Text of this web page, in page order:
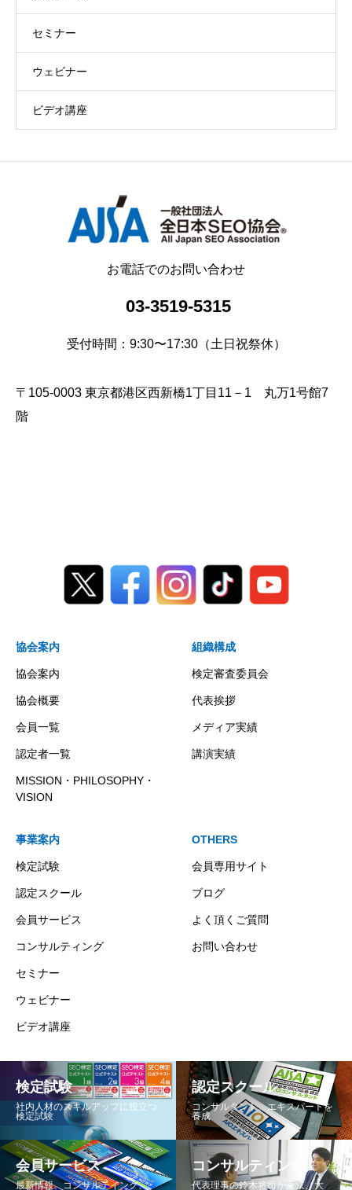
セミナー
ウェビナー
ビデオ講座
お電話でのお問い合わせ
03-3519-5315
受付時間：9:30〜17:30（土日祝祭休）
〒105-0003 東京都港区西新橋1丁目11－1 丸万1号館7
階
協会案内
協会案内
協会概要
会員一覧
認定者一覧
MISSION・PHILOSOPHY・
VISION
組織構成
検定審査委員会
代表挨拶
メディア実績
講演実績
事業案内
検定試験
認定スクール
会員サービス
コンサルティング
セミナー
ウェビナー
ビデオ講座
OTHERS
会員専用サイト
ブログ
よく頂くご質問
お問い合わせ
検定試験
社内人材のスキルアップに役立つ
検定試験
認定スクール
コンサルタント、エキスパートを
養成
会員サービス
最新情報、コンサルテイング、
コンサルティング
代表理事の鈴木将司が東京、大